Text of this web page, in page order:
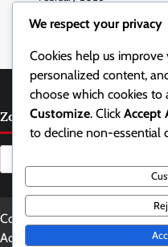
Zoeken
for:
Copyright © 2026
Adore Themes
We respect your privacy
Cookies help us improve
personalized content,
choose which cookies to
Customize. Click Accept
to decline non-essential